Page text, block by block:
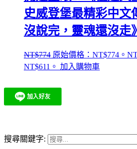
史威登堡最精彩中文
沒說完，靈魂還沒走》
NT$774 原始價格：NT$774。
NT$611。 加入購物車
搜尋關鍵字: